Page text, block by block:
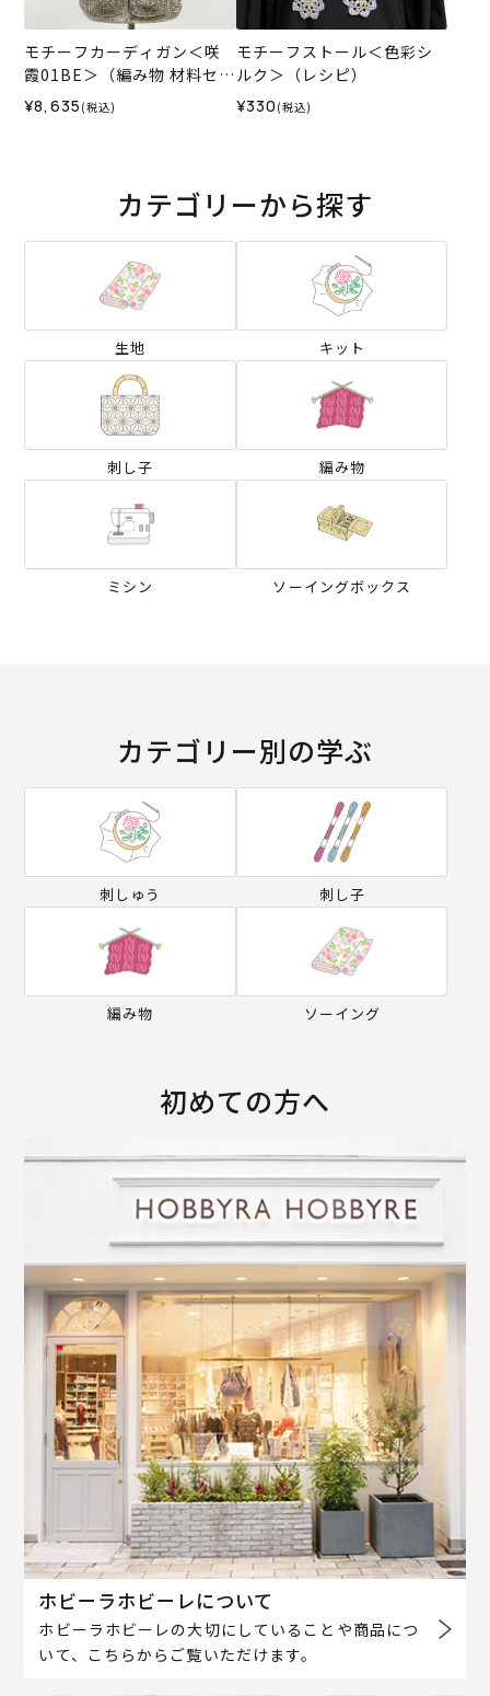
モチーフカーディガン＜咲
霞01BE＞（編み物 材料セッ
ト）
¥8,635 (税込)
モチーフストール＜色彩シ
ルク＞（レシピ）
¥330 (税込)
カテゴリーから探す
生地 キット
刺し子 編み物
ミシン ソーイングボックス
カテゴリー別の学ぶ
刺しゅう 刺し子
編み物 ソーイング
初めての方へ
ホビーラホビーレについて
ホビーラホビーレの大切にしていることや商品につ
いて、こちらからご覧いただけます。